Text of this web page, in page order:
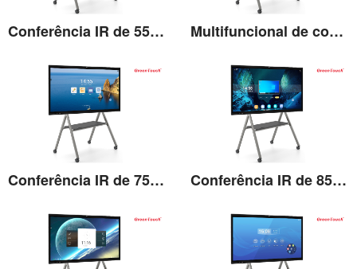
Ver detalhes
Conferência IR de 55'' multifuncional
Ver detalhes
Multifuncional de conferência IR de 65''
Ver detalhes
Conferência IR de 75'' multifuncional
Ver detalhes
Conferência IR de 85'' multifuncional